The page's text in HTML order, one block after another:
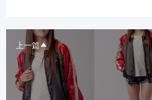
上一篇